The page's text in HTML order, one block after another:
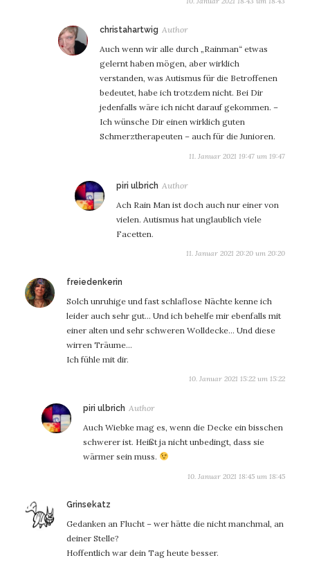
christahartwig sagt:
Auch wenn wir alle durch „Rainman“ etwas
gelernt haben mögen, aber wirklich
verstanden, was Autismus für die Betroffenen
bedeutet, habe ich trotzdem nicht. Bei Dir
jedenfalls wäre ich nicht darauf gekommen. –
Ich wünsche Dir einen wirklich guten
Schmerztherapeuten – auch für die Junioren.
11. Januar 2021 19:47 um 19:47
piri ulbrich sagt:
Ach Rain Man ist doch auch nur einer von
vielen. Autismus hat unglaublich viele
Facetten.
11. Januar 2021 20:20 um 20:20
freiedenkerin
Solch unruhige und fast schlaflose Nächte kenne ich
leider auch sehr gut… Und ich behelfe mir ebenfalls mit
einer alten und sehr schweren Wolldecke… Und diese
wirren Träume…
Ich fühle mit dir.
10. Januar 2021 15:22 um 15:22
piri ulbrich sagt:
Auch Wiebke mag es, wenn die Decke ein bisschen
schwerer ist. Heißt ja nicht unbedingt, dass sie
wärmer sein muss.
10. Januar 2021 18:45 um 18:45
Grinsekatz
Gedanken an Flucht – wer hätte die nicht manchmal, an
deiner Stelle?
Hoffentlich war dein Tag heute besser.